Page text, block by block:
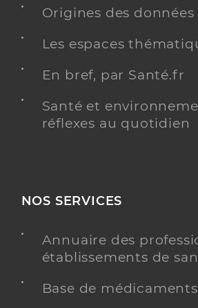
Origines des
Les espaces
En bref, par Santé.fr
Santé et
réflexes au quotidien
NOS SERVICES
Annuaire des
établissements de
Base de médicaments